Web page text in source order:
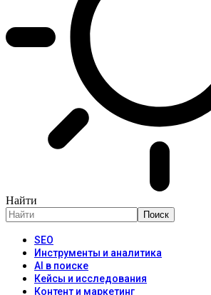
Найти
SEO
Инструменты и аналитика
AI в поиске
Кейсы и исследования
Контент и маркетинг